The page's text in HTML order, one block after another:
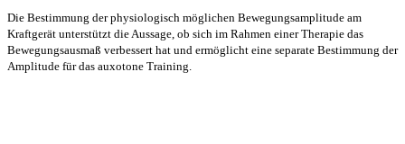
Die Bestimmung der physiologisch möglichen Bewegungsamplitude am
Kraftgerät unterstützt die Aussage, ob sich im Rahmen einer Therapie das
Bewegungsausmaß verbessert hat und ermöglicht eine separate Bestimmung der
Amplitude für das auxotone Training.